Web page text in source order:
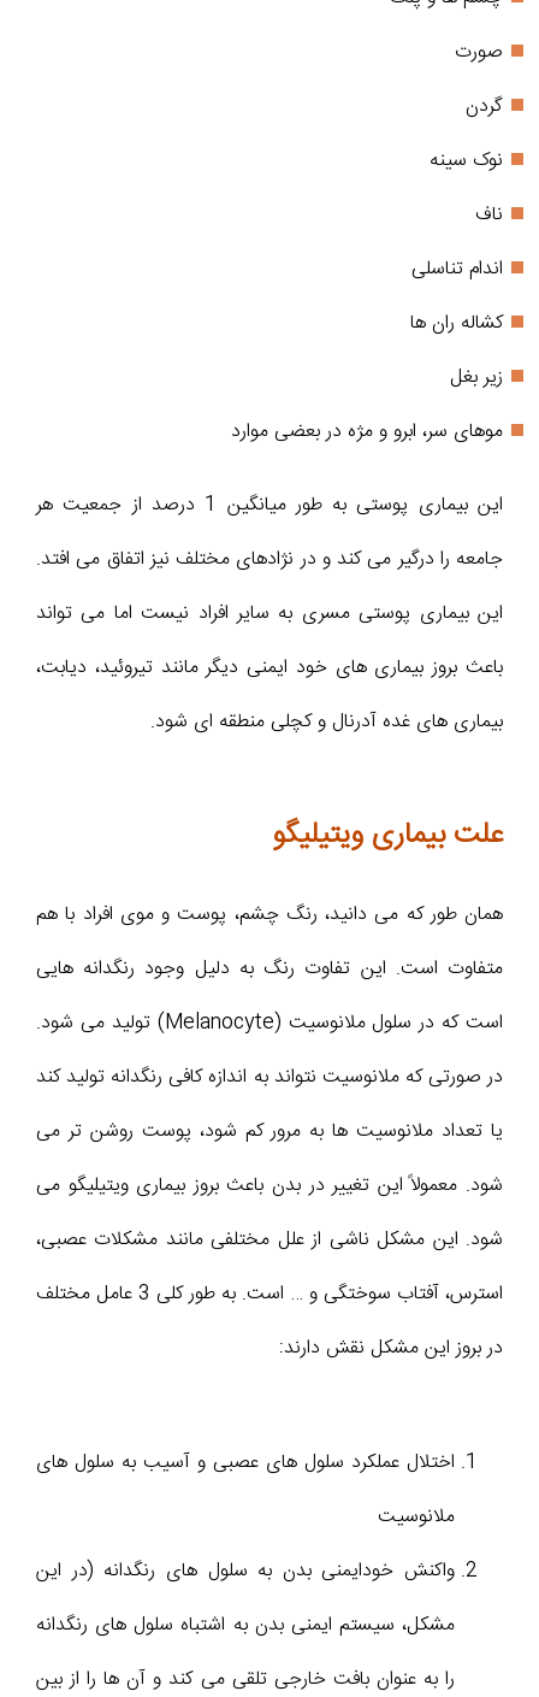
صورت
گردن
نوک سینه
ناف
اندام تناسلی
کشاله ران ها
زیر بغل
موهای سر، ابرو و مژه در بعضی موارد
این بیماری پوستی به طور میانگین 1 درصد از جمعیت هر
جامعه را درگیر می کند و در نژادهای مختلف نیز اتفاق می افتد.
این بیماری پوستی مسری به سایر افراد نیست اما می تواند
باعث بروز بیماری های خود ایمنی دیگر مانند تیروئید، دیابت،
بیماری های غده آدرنال و کچلی منطقه ای شود.
علت بیماری ویتیلیگو
همان طور که می دانید، رنگ چشم، پوست و موی افراد با هم
متفاوت است. این تفاوت رنگ به دلیل وجود رنگدانه هایی
است که در سلول ملانوسیت (Melanocyte) تولید می شود.
در صورتی که ملانوسیت نتواند به اندازه کافی رنگدانه تولید کند
یا تعداد ملانوسیت ها به مرور کم شود، پوست روشن تر می
شود. معمولاً این تغییر در بدن باعث بروز بیماری ویتیلیگو می
شود. این مشکل ناشی از علل مختلفی مانند مشکلات عصبی،
استرس، آفتاب سوختگی و … است. به طور کلی 3 عامل مختلف
در بروز این مشکل نقش دارند:
اختلال عملکرد سلول های عصبی و آسیب به سلول های
ملانوسیت
واکنش خودایمنی بدن به سلول های رنگدانه (در این
مشکل، سیستم ایمنی بدن به اشتباه سلول های رنگدانه
را به عنوان بافت خارجی تلقی می کند و آن ها را از بین